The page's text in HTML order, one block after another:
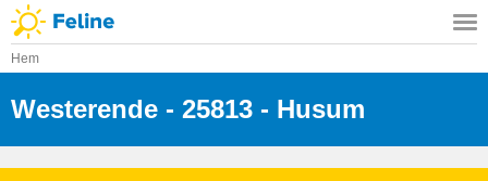
Hem
Westerende - 25813 - Husum